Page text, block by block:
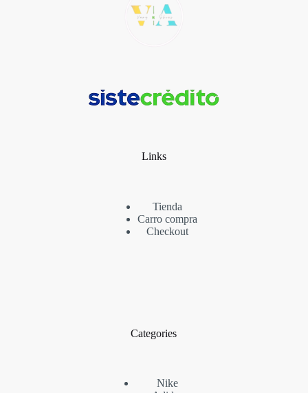
Links
Tienda
Carro compra
Checkout
Categories
Nike